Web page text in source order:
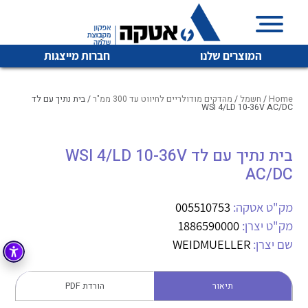
המוצרים שלנו חברות מייצגות
איכות | שרות | זמינות
אטקה בע”מ היא החברה הגדולה והמובילה בישראל בשיווק
מיתוג, בקרה , ואינסטלציה חשמלית ופעילה ב7 תחומים:
חשמל מיתוג ואינסטלציה חשמלית
קופסאות וארונות לחשמל, בקרה ואלקטרוניקה
לכל מוצרי היצרן לכל מוצרי היצרן
לכל מוצרי היצרן לכל מוצרי היצרן
Home
/ חשמל / מהדקים מודולריים לחיווט עד 300 ממ"ר / בית נתיך עם לד
WSI 4/LD 10-36V AC/DC
בית נתיך עם לד WSI 4/LD 10-36V
AC/DC
מק"ט אטקה: 005510753
מק"ט יצרן: 1886590000
שם יצרן: WEIDMUELLER
תיאור הורדת PDF